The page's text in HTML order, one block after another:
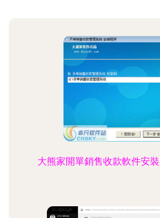
大熊家開單銷售收款軟件安